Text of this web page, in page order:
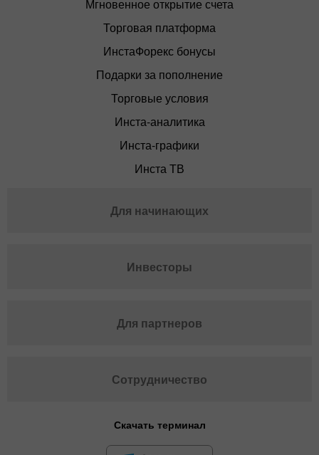
Мгновенное открытие счета
Торговая платформа
ИнстаФорекс бонусы
Подарки за пополнение
Торговые условия
Инста-аналитика
Инста-графики
Инста ТВ
Для начинающих
Инвесторы
Для партнеров
Сотрудничество
Скачать терминал